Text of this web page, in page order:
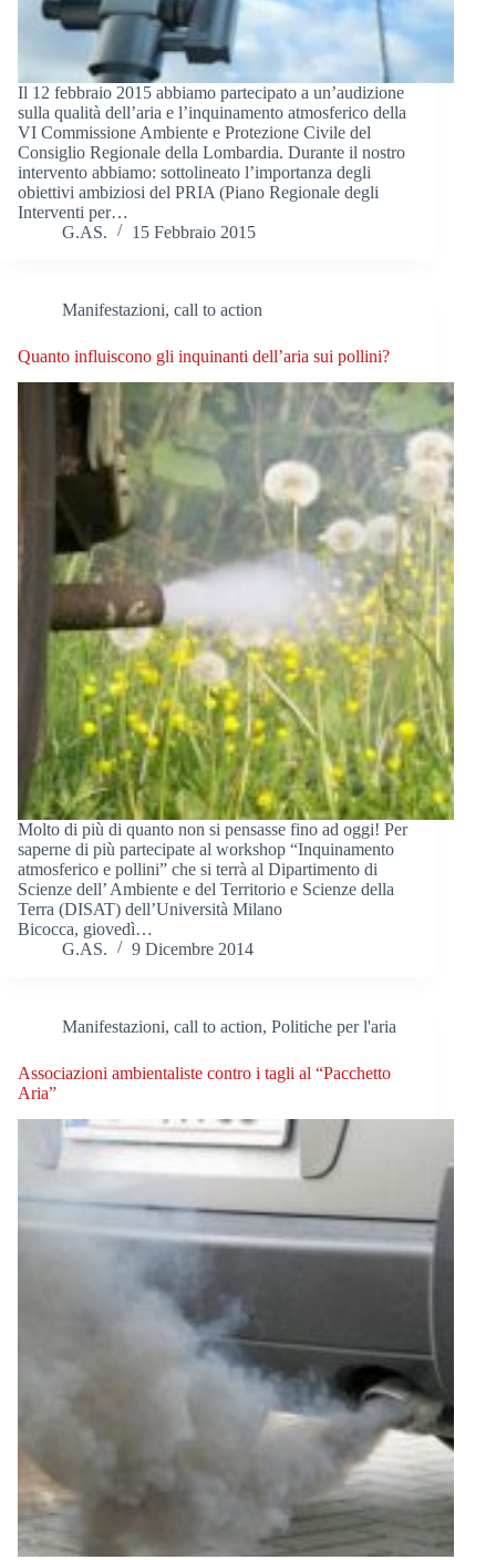
Il 12 febbraio 2015 abbiamo partecipato a un’audizione
sulla qualità dell’aria e l’inquinamento atmosferico della
VI Commissione Ambiente e Protezione Civile del
Consiglio Regionale della Lombardia. Durante il nostro
intervento abbiamo: sottolineato l’importanza degli
obiettivi ambiziosi del PRIA (Piano Regionale degli
Interventi per…
G.AS.
15 Febbraio 2015
Manifestazioni, call to action
Quanto influiscono gli inquinanti dell’aria sui pollini?
Molto di più di quanto non si pensasse fino ad oggi! Per
saperne di più partecipate al workshop “Inquinamento
atmosferico e pollini” che si terrà al Dipartimento di
Scienze dell’ Ambiente e del Territorio e Scienze della
Terra (DISAT) dell’Università Milano
Bicocca, giovedì…
G.AS.
9 Dicembre 2014
Manifestazioni, call to action, Politiche per l'aria
Associazioni ambientaliste contro i tagli al “Pacchetto
Aria”